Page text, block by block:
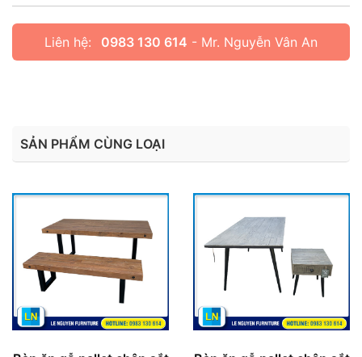
Liên hệ: 0983 130 614 - Mr. Nguyễn Vân An
SẢN PHẨM CÙNG LOẠI